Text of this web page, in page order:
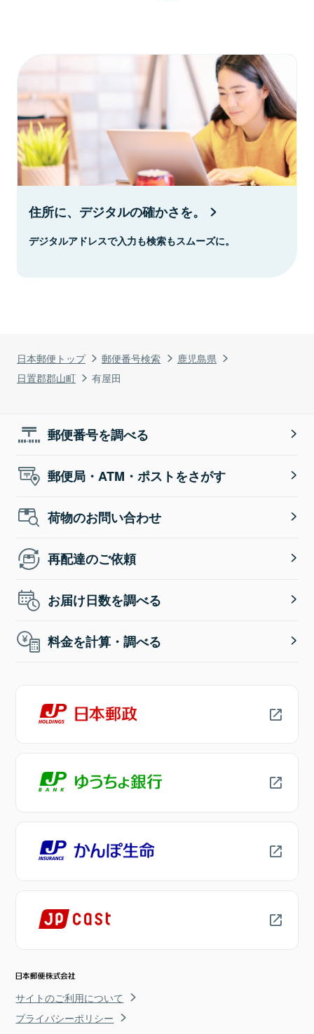
日本郵便トップ 郵便番号検索
鹿児島県
日置郡郡山町
有屋田
住所に、デジタルの確かさを。
デジタルアドレスで入力も検索もスムーズに。
郵便番号を調べる
郵便局・ATM・ポストをさがす
荷物のお問い合わせ
再配達のご依頼
お届け日数を調べる
料金を計算・調べる
サイトのご利用について
プライバシーポリシー